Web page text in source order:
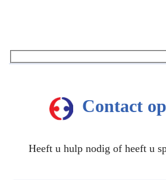
Contact
Heeft u hulp nodig of heeft u